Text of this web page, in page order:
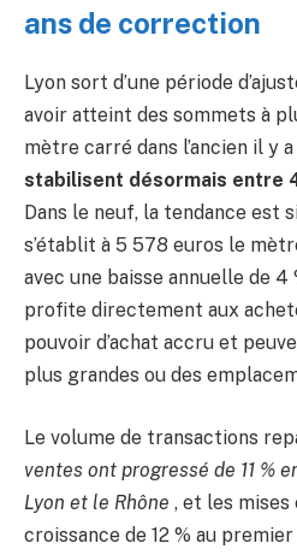
ans de correction
Lyon sort d’une période
avoir atteint des sommets à
mètre carré dans l’ancien il y
stabilisent désormais entre
Dans le neuf, la tendance est
s’établit à 5 578 euros le
avec une baisse annuelle de 4
profite directement aux
pouvoir d’achat accru et
plus grandes ou des
Le volume de transactions
ventes ont progressé de 11 %
Lyon et le Rhône , et les
croissance de 12 % au